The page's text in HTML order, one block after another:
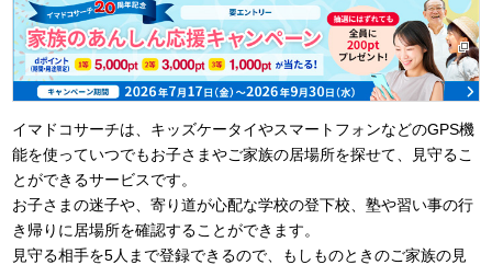
イマドコサーチは、キッズケータイやスマートフォンなどのGPS機
能を使っていつでもお子さまやご家族の居場所を探せて、見守るこ
とができるサービスです。
お子さまの迷子や、寄り道が心配な学校の登下校、塾や習い事の行
き帰りに居場所を確認することができます。
見守る相手を5人まで登録できるので、もしものときのご家族の見